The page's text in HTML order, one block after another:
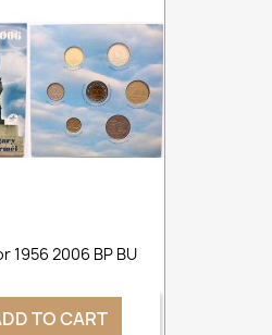
1956 2006 BP BU
TO CART